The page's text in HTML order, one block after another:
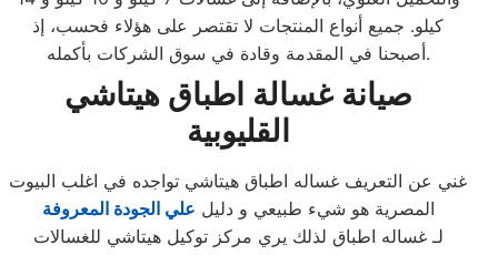
كيلو. جميع أنواع المنتجات لا تقتصر على هؤلاء فحسب، إذ
أصبحنا في المقدمة وقادة في سوق الشركات بأكمله.
صيانة غسالة اطباق هيتاشي
القليوبية
غني عن التعريف غساله اطباق هيتاشي تواجده في اغلب البيوت
المصرية هو شيء طبيعي و دليل علي الجودة المعروفة
لـ غساله اطباق لذلك يري مركز توكيل هيتاشي للغسالات